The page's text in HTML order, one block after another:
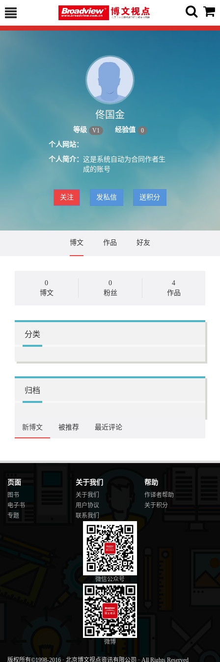
佟国金
等级 V1 经验值 0
个人网站：
个人简介： 这是系统自动为合同作者生
成的账号
关注 发私信 送积分
博文 作品 好友
0
博文
0
粉丝
4
作品
分类
归档
新博文 被推荐 最近评论
页面
图书
电子书
专题
关于我们
关于我们
用户协议
联系我们
帮助
作译者帮助
关于积分
微信公众号
微博
版权所有©1998-2016 · 北京博文视点资讯有限公司 · All Rights Reserved